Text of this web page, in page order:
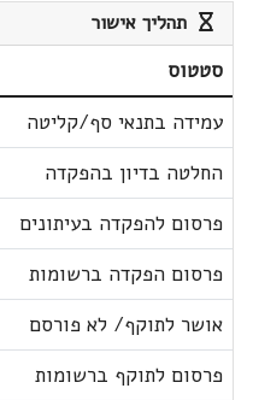
תהליך אישור
סטטוס
עמידה בתנאי סף/קליטה
החלטה בדיון בהפקדה
פרסום להפקדה בעיתונים
פרסום הפקדה ברשומות
אושר לתוקף/ לא פורסם
פרסום לתוקף ברשומות